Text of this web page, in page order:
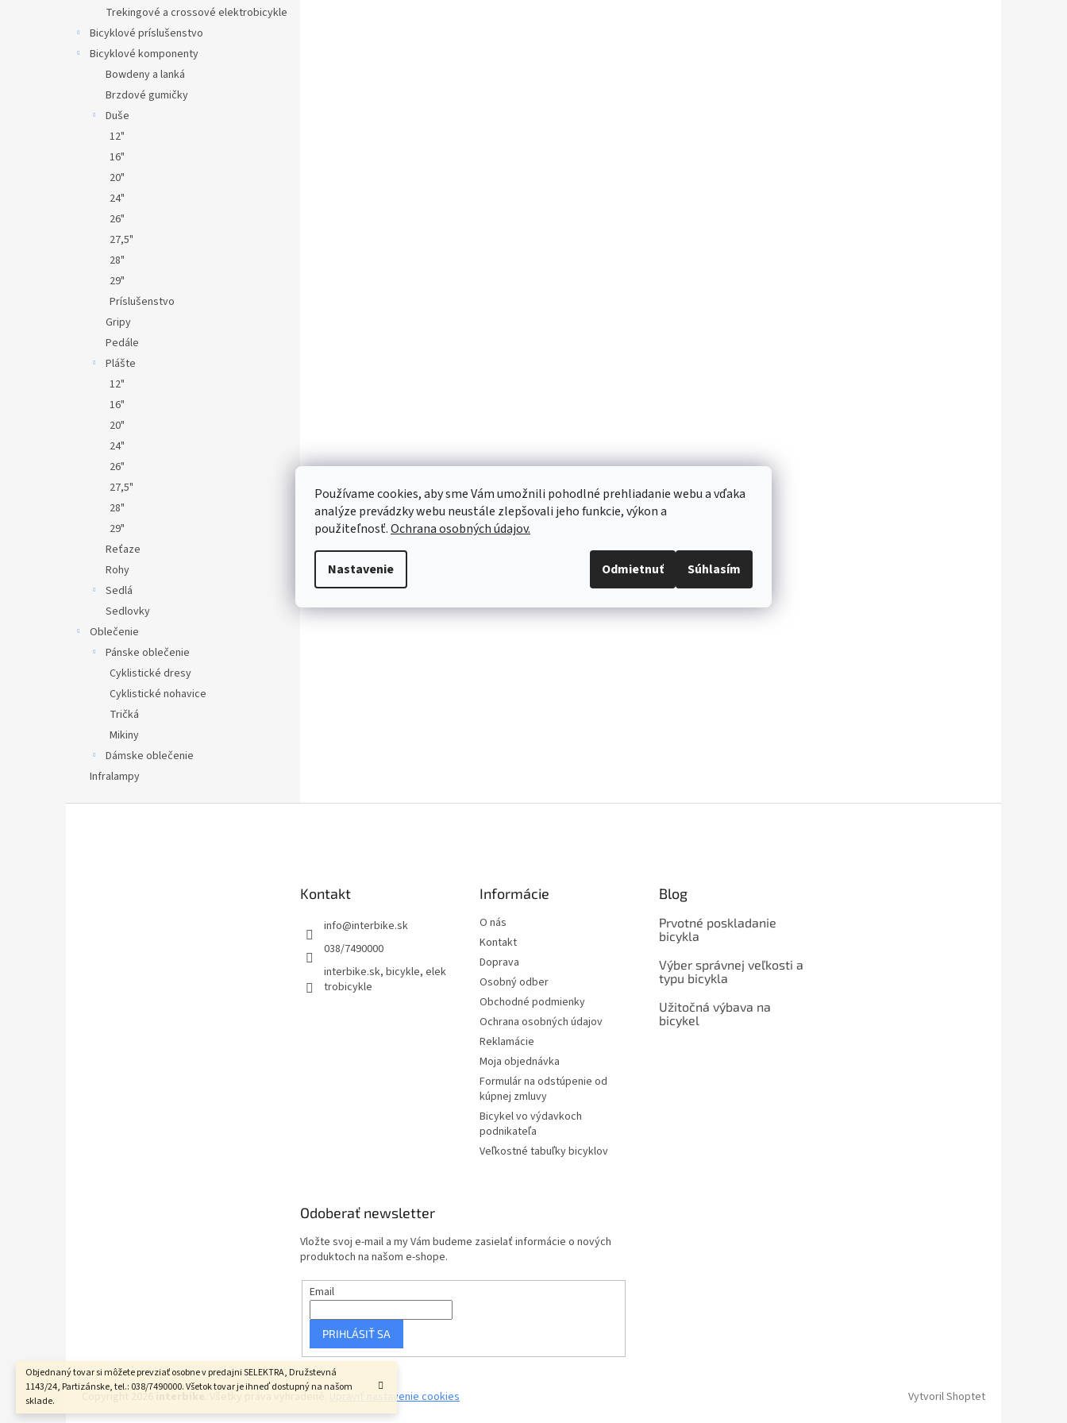
Používame cookies, aby sme Vám umožnili pohodlné prehliadanie webu a vďaka
analýze prevádzky webu neustále zlepšovali jeho funkcie, výkon a
použiteľnosť.Ochrana osobných údajov.
Nastavenie Odmietnuť Súhlasím
Objednaný tovar si môžete prevziať osobne v predajni SELEKTRA, Družstevná
1143/24, Partizánske, tel.: 038/7490000. Všetok tovar je ihneď dostupný na našom
sklade.
Trekingové a crossové elektrobicykle
Bicyklové príslušenstvo
Bicyklové komponenty
Bowdeny a lanká
Brzdové gumičky
Duše
12"
16"
20"
24"
26"
27,5"
28"
29"
Príslušenstvo
Gripy
Pedále
Plášte
12"
16"
20"
24"
26"
27,5"
28"
29"
Reťaze
Rohy
Sedlá
Sedlovky
Oblečenie
Pánske oblečenie
Cyklistické dresy
Cyklistické nohavice
Tričká
Mikiny
Dámske oblečenie
Infralampy
Kontakt
info@interbike.sk
038/7490000
interbike.sk, bicykle, elek
trobicykle
Informácie
O nás
Kontakt
Doprava
Osobný odber
Obchodné podmienky
Ochrana osobných údajov
Reklamácie
Moja objednávka
Formulár na odstúpenie od
kúpnej zmluvy
Bicykel vo výdavkoch
podnikateľa
Veľkostné tabuľky bicyklov
Blog
Prvotné poskladanie
bicykla
Výber správnej veľkosti a
typu bicykla
Užitočná výbava na
bicykel
Odoberať newsletter
Vložte svoj e-mail a my Vám budeme zasielať informácie o nových
produktoch na našom e-shope.
Email
PRIHLÁSIŤ SA
Vytvoril Shoptet
Copyright 2026 Upraviť nastavenie cookies